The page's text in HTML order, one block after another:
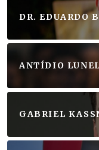
DR. EDUARDO
ANTÍDIO
GABRIEL